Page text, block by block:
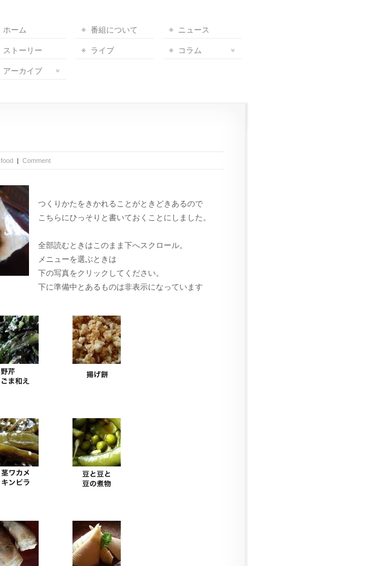
ホーム 番組について ニュース
ストーリー ライブ コラム
アーカイブ
food | Comment
つくりかたをきかれることがときどきあるので
こちらにひっそりと書いておくことにしました。
全部読むときはこのまま下へスクロール。
メニューを選ぶときは
下の写真をクリックしてください。
下に準備中とあるものは非表示になっています